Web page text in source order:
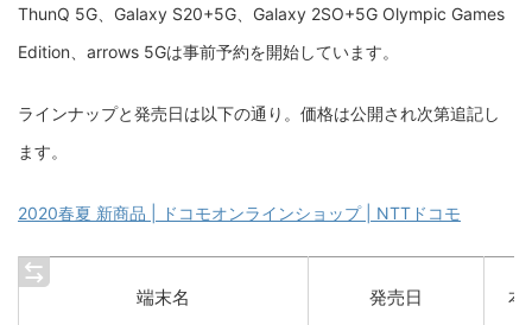
ThunQ 5G、Galaxy S20+5G、Galaxy 2SO+5G Olympic Games
Edition、arrows 5Gは事前予約を開始しています。
ラインナップと発売日は以下の通り。価格は公開され次第追記し
ます。
2020春夏 新商品 | ドコモオンラインショップ | NTTドコモ
端末名 発売日 本